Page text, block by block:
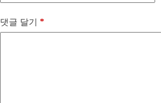
댓글 달기 *